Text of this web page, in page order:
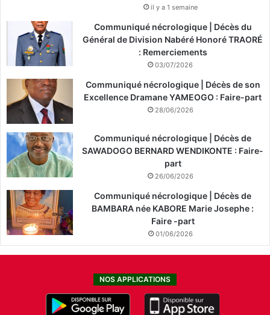
il y a 1 semaine
Communiqué nécrologique | Décès du
Général de Division Nabéré Honoré TRAORÉ
: Remerciements
03/07/2026
Communiqué nécrologique | Décès de son
Excellence Dramane YAMEOGO : Faire-part
28/06/2026
Communiqué nécrologique | Décès de
SAWADOGO BERNARD WENDIKONTE : Faire-
part
26/06/2026
Communiqué nécrologique | Décès de
BAMBARA née KABORE Marie Josephe :
Faire -part
01/06/2026
NOS APPLICATIONS